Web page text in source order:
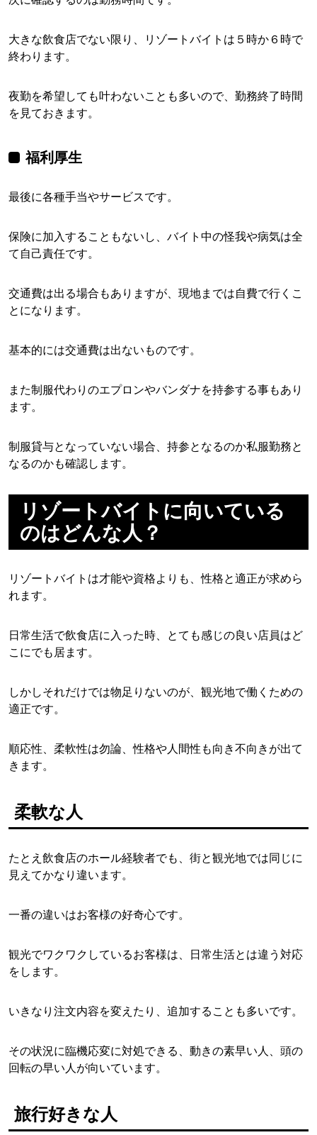
大きな飲食店でない限り、リゾートバイトは５時か６時で
終わります。
夜勤を希望しても叶わないことも多いので、勤務終了時間
を見ておきます。
福利厚生
最後に各種手当やサービスです。
保険に加入することもないし、バイト中の怪我や病気は全
て自己責任です。
交通費は出る場合もありますが、現地までは自費で行くこ
とになります。
基本的には交通費は出ないものです。
また制服代わりのエプロンやバンダナを持参する事もあり
ます。
制服貸与となっていない場合、持参となるのか私服勤務と
なるのかも確認します。
リゾートバイトに向いている
のはどんな人？
リゾートバイトは才能や資格よりも、性格と適正が求めら
れます。
日常生活で飲食店に入った時、とても感じの良い店員はど
こにでも居ます。
しかしそれだけでは物足りないのが、観光地で働くための
適正です。
順応性、柔軟性は勿論、性格や人間性も向き不向きが出て
きます。
柔軟な人
たとえ飲食店のホール経験者でも、街と観光地では同じに
見えてかなり違います。
一番の違いはお客様の好奇心です。
観光でワクワクしているお客様は、日常生活とは違う対応
をします。
いきなり注文内容を変えたり、追加することも多いです。
その状況に臨機応変に対処できる、動きの素早い人、頭の
回転の早い人が向いています。
旅行好きな人